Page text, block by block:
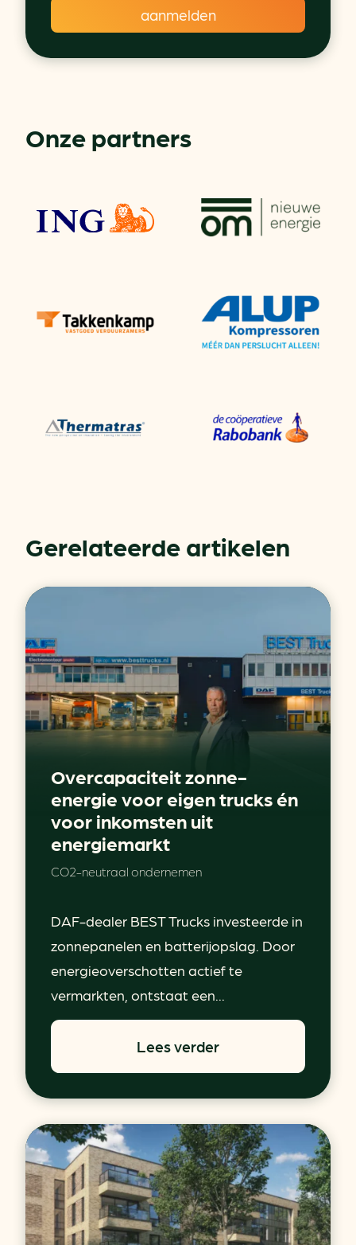
Onze partners
Gerelateerde artikelen
Overcapaciteit zonne-
energie voor eigen trucks én
voor inkomsten uit
energiemarkt
CO2-neutraal ondernemen
DAF-dealer BEST Trucks investeerde in
zonnepanelen en batterijopslag. Door
energieoverschotten actief te
vermarkten, ontstaat een...
Lees verder